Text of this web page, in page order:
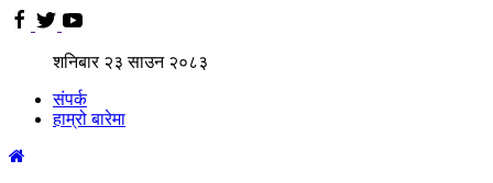
शनिबार २३साउन २०८३
संपर्क
हाम्रो बारेमा